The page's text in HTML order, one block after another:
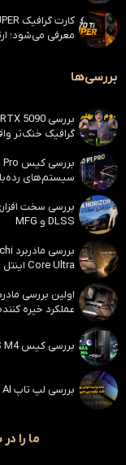
معرفی می‌شود؛
بررسی‌ها
گرافیک خنک‌تر
سیستم‌های
DLSS و MFG
Core Ultra اینتل
عملکرد خیره
بررسی کیس GAMDIAS ATLAS M4 | آکواریومی قابل‌دفاع
بررسی لپ تاپ MSI VECTOR 16 HX AI | هیولایی در پردازش
ما را